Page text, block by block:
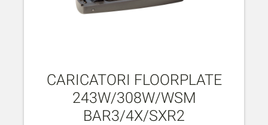
CARICATORI FLOORPLATE
243W/308W/WSM
BAR3/4X/SXR2